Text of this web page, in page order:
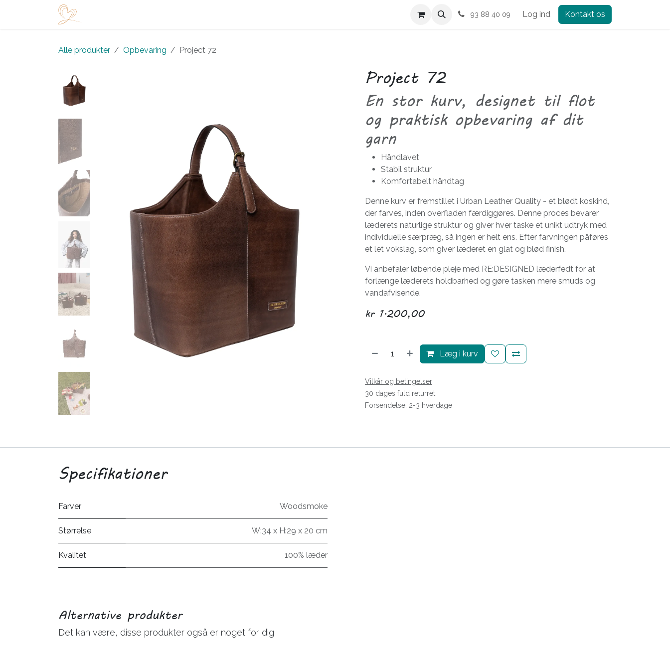
93 88 40 09 Log ind Kontakt os
Alle produkter Opbevaring Project 72
Project 72
En stor kurv, designet til flot
og praktisk opbevaring af dit
garn
Håndlavet
Stabil struktur
Komfortabelt håndtag
Denne kurv er fremstillet i Urban Leather Quality - et blødt koskind,
der farves, inden overfladen færdiggøres. Denne proces bevarer
læderets naturlige struktur og giver hver taske et unikt udtryk med
individuelle særpræg, så ingen er helt ens. Efter farvningen påføres
et let vokslag, som giver læderet en glat og blød finish.
Vi anbefaler løbende pleje med RE:DESIGNED læderfedt for at
forlænge læderets holdbarhed og gøre tasken mere smuds og
vandafvisende.
kr 1.200,00
Læg i kurv
Vilkår og betingelser
30 dages fuld returret
Forsendelse: 2-3 hverdage
Specifikationer
Farver Woodsmoke
Størrelse W:34 x H:29 x 20 cm
Kvalitet 100% læder
Alternative produkter
Det kan være, disse produkter også er noget for dig